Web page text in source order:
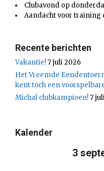
Clubavond op
Aandacht voor training
Recente berichten
Vakantie!7 juli 2026
Het Vreemde
kent toch een
Michal clubkampioen!7
Kalender
3